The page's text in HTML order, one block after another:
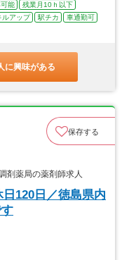
能
残業月10ｈ以下
ルアップ 駅チカ
車通勤可
に興味がある
保存する
薬局の薬剤師求人
日120日／徳島県内